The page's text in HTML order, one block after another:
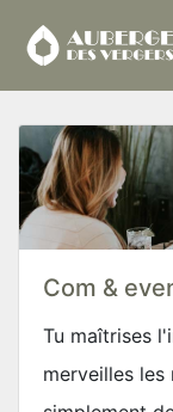
Com &
Tu maîtrises
merveilles les